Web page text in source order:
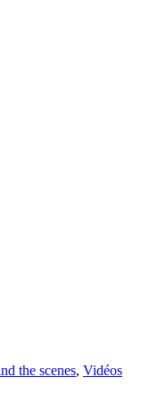
the scenes, Vidéos